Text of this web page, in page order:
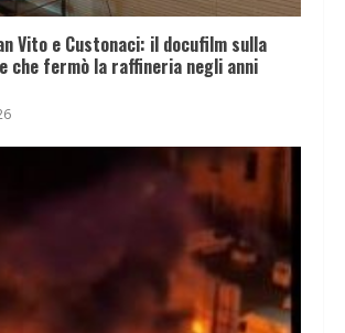
Vito e Custonaci: il docufilm sulla
che fermò la raffineria negli anni